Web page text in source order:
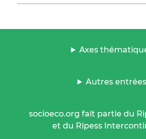
Axes
Autres
socioeco.org fait partie du
et du Ripess